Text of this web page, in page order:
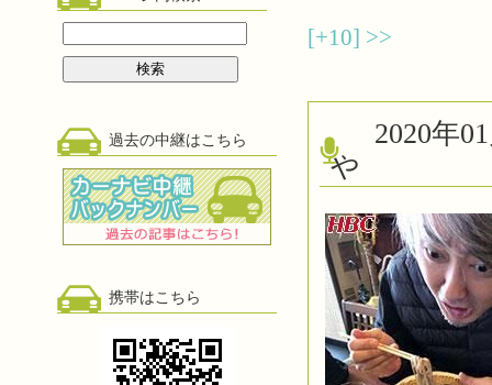
過去の中継はこちら
携帯はこちら
[+10] >>
2020年
や